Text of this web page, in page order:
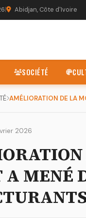
| Abidjan, Côte d'Ivoire
SOCIÉTÉ
2026
A MENÉ